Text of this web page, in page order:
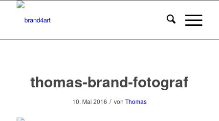
thomas-brand-fotograf
10. Mai 2016 / von Thomas